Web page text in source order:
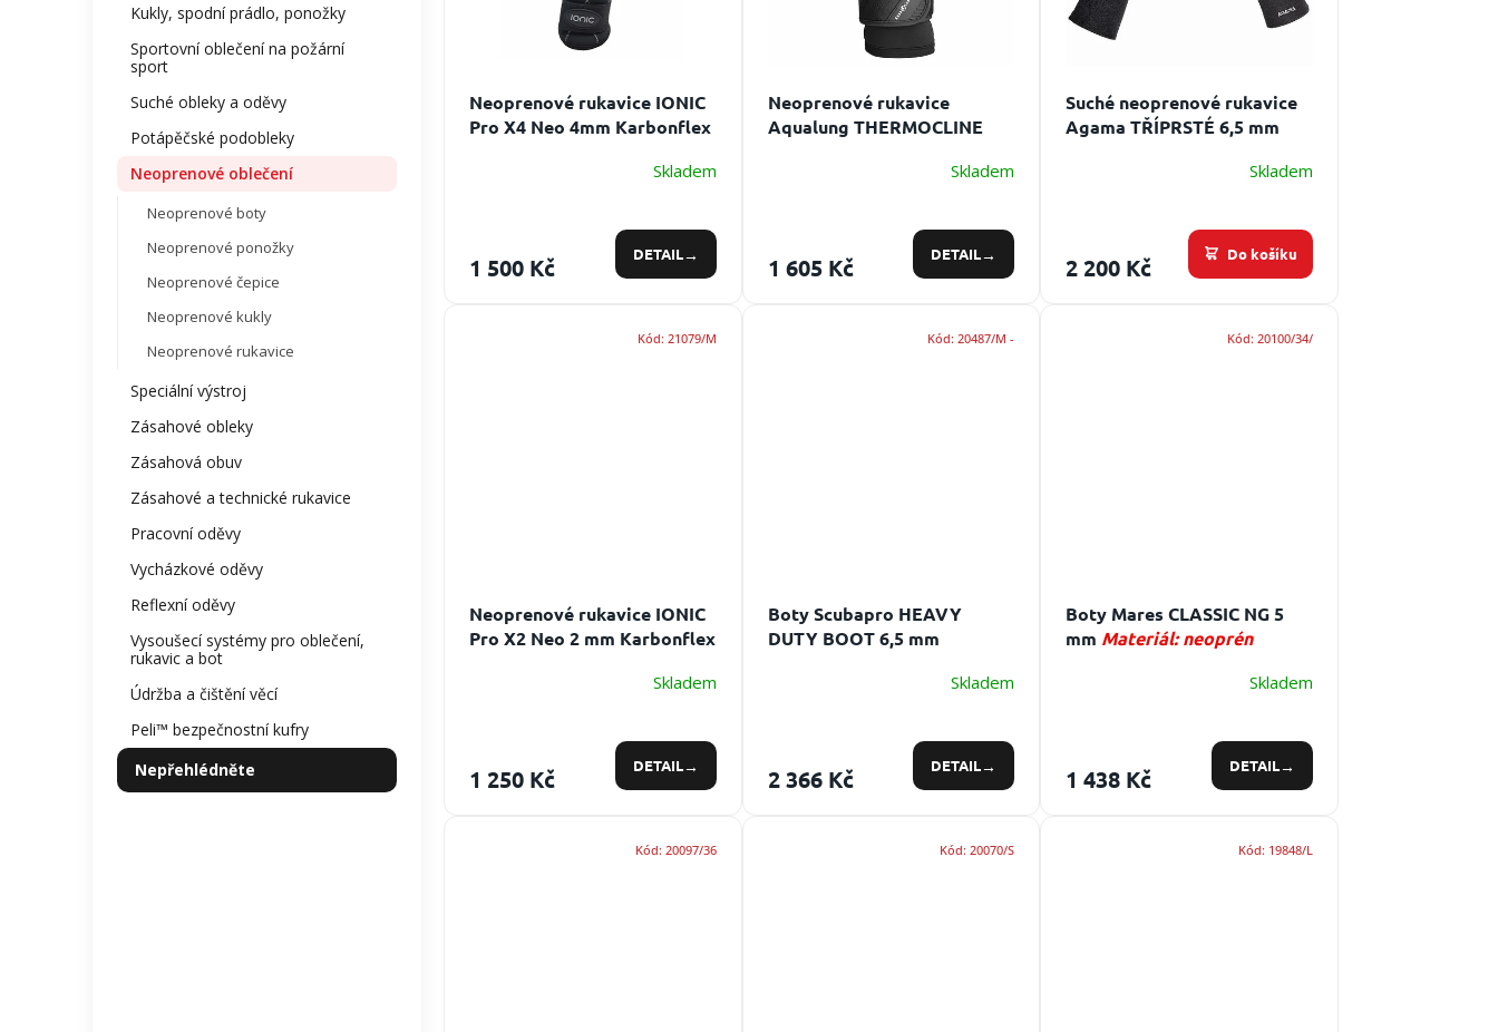
Kukly, spodní prádlo, ponožky
Sportovní oblečení na požární
sport
Suché obleky a oděvy
Potápěčské podobleky
Neoprenové oblečení
Neoprenové boty
Neoprenové ponožky
Neoprenové čepice
Neoprenové kukly
Neoprenové rukavice
Speciální výstroj
Zásahové obleky
Zásahová obuv
Zásahové a technické rukavice
Pracovní oděvy
Vycházkové oděvy
Reflexní oděvy
Vysoušecí systémy pro oblečení,
rukavic a bot
Údržba a čištění věcí
Peli™ bezpečnostní kufry
Nepřehlédněte
Neoprenové rukavice IONIC
Pro X4 Neo 4mm Karbonflex
Skladem
1 500 Kč DETAIL
Neoprenové rukavice
Aqualung THERMOCLINE
rukavice dodají skvělýSkladem
1 605 Kč DETAIL
Suché neoprenové rukavice
Agama TŘÍPRSTÉ 6,5 mm
potápěče do velmi studené
Skladem
2 200 Kč Do košíku
Neoprenové rukavice IONIC
Pro X2 Neo 2 mm Karbonflex
Skladem
1 250 Kč DETAIL
Kód: 21079/M
Boty Scubapro HEAVY
DUTY BOOT 6,5 mm
Skladem
2 366 Kč DETAIL
Kód:20487/M -
Boty Mares CLASSIC NG 5
mm Materiál: neoprén
Skladem
1 438 Kč DETAIL
Kód: 20100/34/
Kód: 20097/36 Kód:20070/S Kód: 19848/L